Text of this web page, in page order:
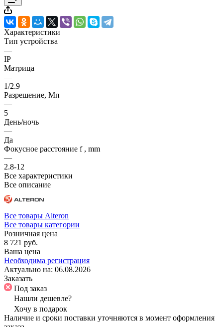
Характеристики
Тип устройства
—
IP
Матрица
—
1/2.9
Разрешение, Мп
—
5
День/ночь
—
Да
Фокусное расстояние f , mm
—
2.8-12
Все характеристики
Все описание
Все товары Alteron
Все товары категории
Розничная цена
8 721 руб.
Ваша цена
Необходима регистрация
Актуально на: 06.08.2026
Заказать
Под заказ
Нашли дешевле?
Хочу в подарок
Наличие и сроки поставки уточняются в момент оформления